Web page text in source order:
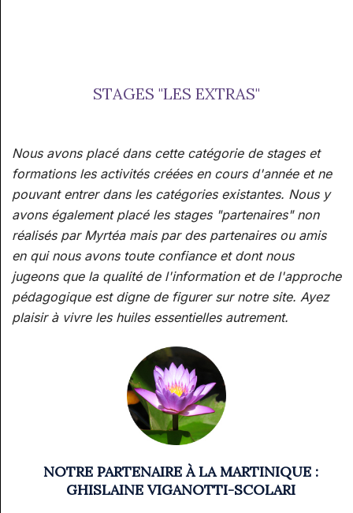
STAGES "LES EXTRAS"
Nous avons placé dans cette catégorie de stages et
formations les activités créées en cours d'année et ne
pouvant entrer dans les catégories existantes. Nous y
avons également placé les stages "partenaires" non
réalisés par Myrtéa mais par des partenaires ou amis
en qui nous avons toute confiance et dont nous
jugeons que la qualité de l'information et de l'approche
pédagogique est digne de figurer sur notre site. Ayez
plaisir à vivre les huiles essentielles autrement.
NOTRE PARTENAIRE À LA MARTINIQUE :
GHISLAINE VIGANOTTI-SCOLARI